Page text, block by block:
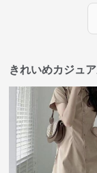
きれいめカジュ